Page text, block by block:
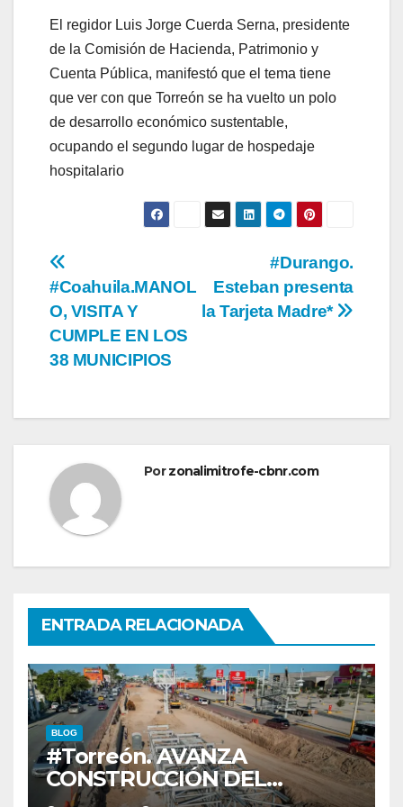
El regidor Luis Jorge Cuerda Serna, presidente
de la Comisión de Hacienda, Patrimonio y
Cuenta Pública, manifestó que el tema tiene
que ver con que Torreón se ha vuelto un polo
de desarrollo económico sustentable,
ocupando el segundo lugar de hospedaje
hospitalario
Navegación
de
entradas
#Durango.
Esteban presenta
la Tarjeta Madre*
#Coahuila.MANOL
O, VISITA Y
CUMPLE EN LOS
38 MUNICIPIOS
Porzonalimitrofe-cbnr.com
ENTRADA RELACIONADA
BLOG
#Torreón. AVANZA
CONSTRUCCIÓN DEL
SISTEMA VIAL ORIENTE,